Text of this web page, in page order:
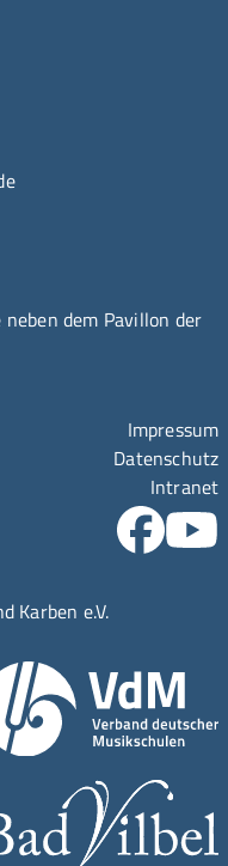
dem Pavillon der
Impressum
Datenschutz
Intranet
Karben e.V.